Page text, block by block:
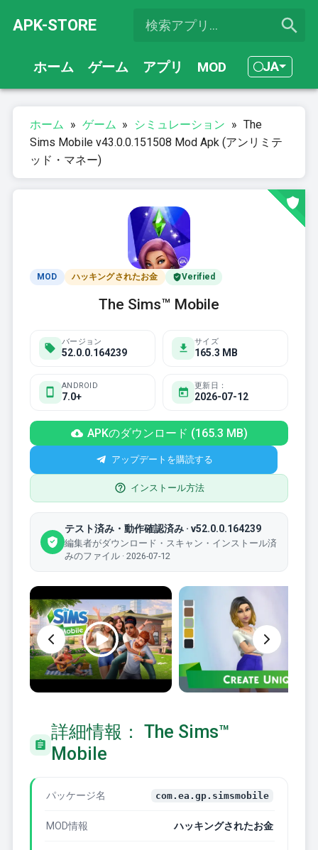
APK-STORE
ホーム ゲーム アプリ MOD JA
ホーム » ゲーム » シミュレーション » The
Sims Mobile v43.0.0.151508 Mod Apk (アンリミテ
ッド・マネー)
MOD ハッキングされたお金 Verified
The Sims™ Mobile
バージョン
52.0.0.164239
サイズ
165.3 MB
ANDROID
7.0+
更新日：
2026-07-12
APKのダウンロード (165.3 MB)
アップデートを購読する
インストール方法
テスト済み・動作確認済み · v52.0.0.164239
編集者がダウンロード・スキャン・インストール済
みのファイル · 2026-07-12
詳細情報： The Sims™
Mobile
パッケージ名 com.ea.gp.simsmobile
MOD情報 ハッキングされたお金